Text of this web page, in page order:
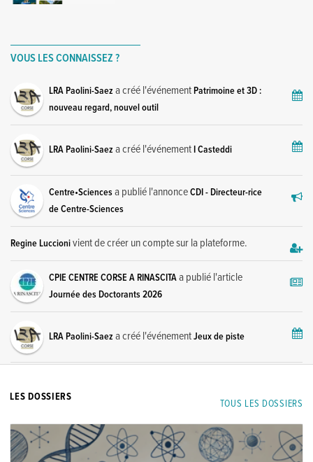
VOUS LES CONNAISSEZ ?
LRA Paolini-Saez a créé l'événementPatrimoine et 3D :
nouveau regard, nouvel outil
LRA Paolini-Saez a créé l'événementI Casteddi
Centre•Sciences a publié l'annonceCDI - Directeur-rice
de Centre-Sciences
Regine Luccionivient de créer un compte sur la plateforme.
CPIE CENTRE CORSE A RINASCITAa publié l'article
Journée des Doctorants 2026
LRA Paolini-Saez a créé l'événementJeux de piste
TOUS LES DOSSIERS
LES DOSSIERS